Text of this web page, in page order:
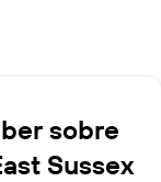
sobre
Sussex